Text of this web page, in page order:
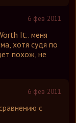
6 фев 2011
It.. меня
хотя судя по
похож, не
6 фев 2011
с